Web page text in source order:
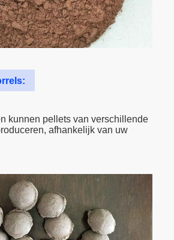
kunnen pellets van verschillende
afhankelijk van uw